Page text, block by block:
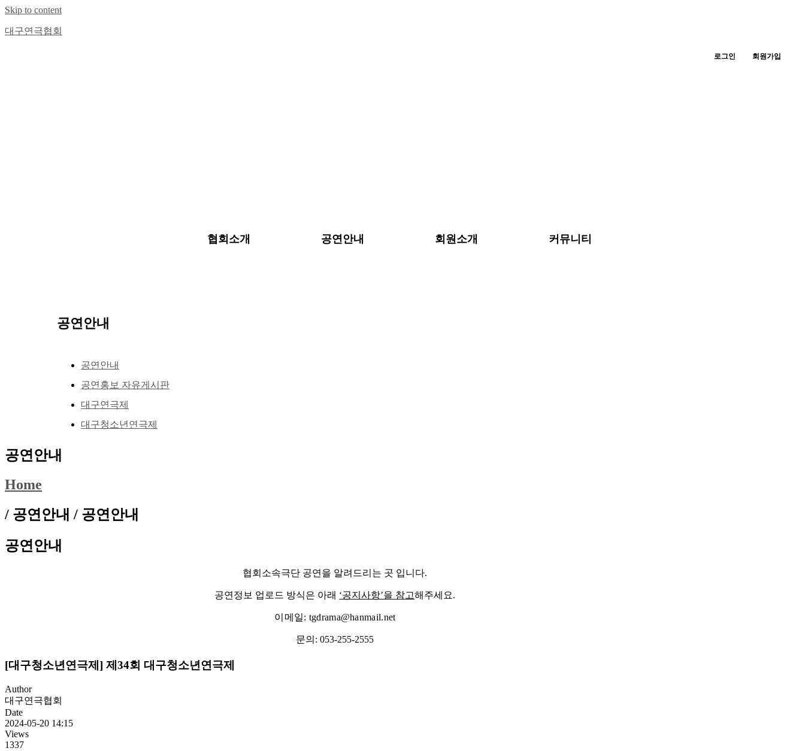
Skip to content
대구연극협회
로그인 회원가입
협회소개 공연안내 회원소개 커뮤니티
공연안내
공연안내
공연홍보 자유게시판
대구연극제
대구청소년연극제
공연안내
Home
/ 공연안내 / 공연안내
공연안내
협회소속극단 공연을 알려드리는 곳 입니다.
공연정보 업로드 방식은 아래 ‘공지사항’을 참고해주세요.
이메일: tgdrama@hanmail.net
문의: 053-255-2555
[대구청소년연극제] 제34회 대구청소년연극제
Author
대구연극협회
Date
2024-05-20 14:15
Views
1337